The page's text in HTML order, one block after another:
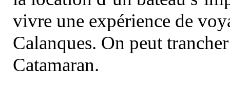
vivre une expérience de
Calanques. On peut
Catamaran.